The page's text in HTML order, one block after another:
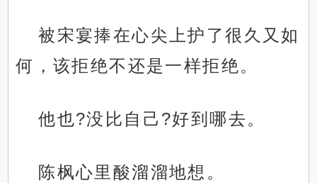
被宋宴捧在心尖上护了很久又如
何，该拒绝不还是一样拒绝。
他也?没比自己?好到哪去。
陈枫心里酸溜溜地想。